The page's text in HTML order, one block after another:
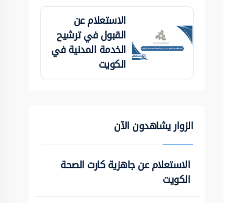
الاستعلام عن
القبول في ترشيح
الخدمة المدنية في
الكويت
الزوار يشاهدون الآن
الاستعلام عن جاهزية كارت الصحة
الكويت